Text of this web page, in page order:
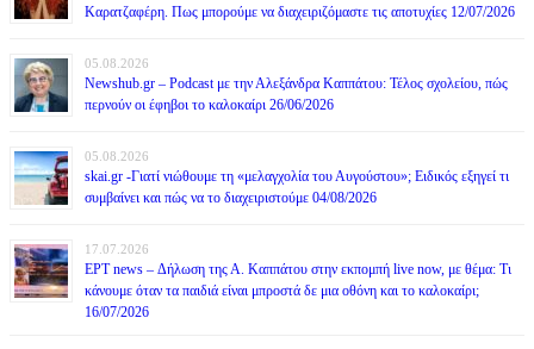
Καρατζαφέρη. Πως μπορούμε να διαχειριζόμαστε τις αποτυχίες 12/07/2026
05.08.2026
Newshub.gr – Podcast με την Αλεξάνδρα Καππάτου: Τέλος σχολείου, πώς
περνούν οι έφηβοι το καλοκαίρι 26/06/2026
05.08.2026
skai.gr -Γιατί νιώθουμε τη «μελαγχολία του Αυγούστου»; Ειδικός εξηγεί τι
συμβαίνει και πώς να το διαχειριστούμε 04/08/2026
17.07.2026
ΕΡΤ news – Δήλωση της Α. Καππάτου στην εκπομπή live now, με θέμα: Τι
κάνουμε όταν τα παιδιά είναι μπροστά δε μια οθόνη και το καλοκαίρι;
16/07/2026